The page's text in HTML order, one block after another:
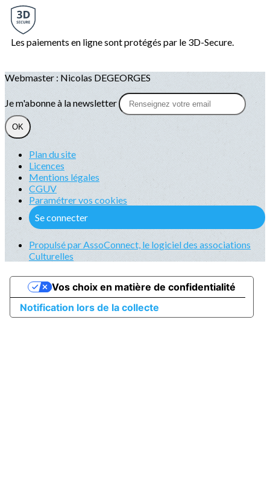
Les paiements en ligne sont protégés par le 3D-Secure.
Webmaster : Nicolas DEGEORGES
Je m'abonne à la newsletter
OK
Plan du site
Licences
Mentions légales
CGUV
Paramétrer vos cookies
Se connecter
Propulsé par AssoConnect, le logiciel des associations
Culturelles
Notification lors de la collecte
Vos choix en matière de confidentialité